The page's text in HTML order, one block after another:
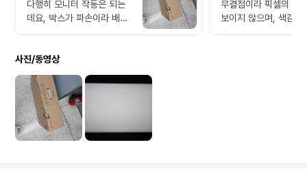
다행히 모니터 작동은 되는
데요, 박스가 파손이라 배송
중에 수리라도 하게되면 이
박스에 담아서 보낼수 있을
지 걱정이네요.... 조금만 배
송에 주의해주시지...ㅠㅠ
무결점이라 픽셀의 결
보이지 않으며, 색감은
사진/동영상